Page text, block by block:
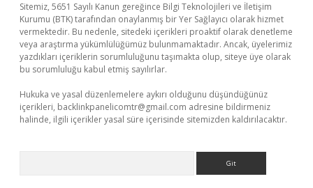
Sitemiz, 5651 Sayılı Kanun gereğince Bilgi Teknolojileri ve İletişim
Kurumu (BTK) tarafından onaylanmış bir Yer Sağlayıcı olarak hizmet
vermektedir. Bu nedenle, sitedeki içerikleri proaktif olarak denetleme
veya araştırma yükümlülüğümüz bulunmamaktadır. Ancak, üyelerimiz
yazdıkları içeriklerin sorumluluğunu taşımakta olup, siteye üye olarak
bu sorumluluğu kabul etmiş sayılırlar.
Hukuka ve yasal düzenlemelere aykırı olduğunu düşündüğünüz
içerikleri, backlinkpanelicomtr@gmail.com adresine bildirmeniz
halinde, ilgili içerikler yasal süre içerisinde sitemizden kaldırılacaktır.